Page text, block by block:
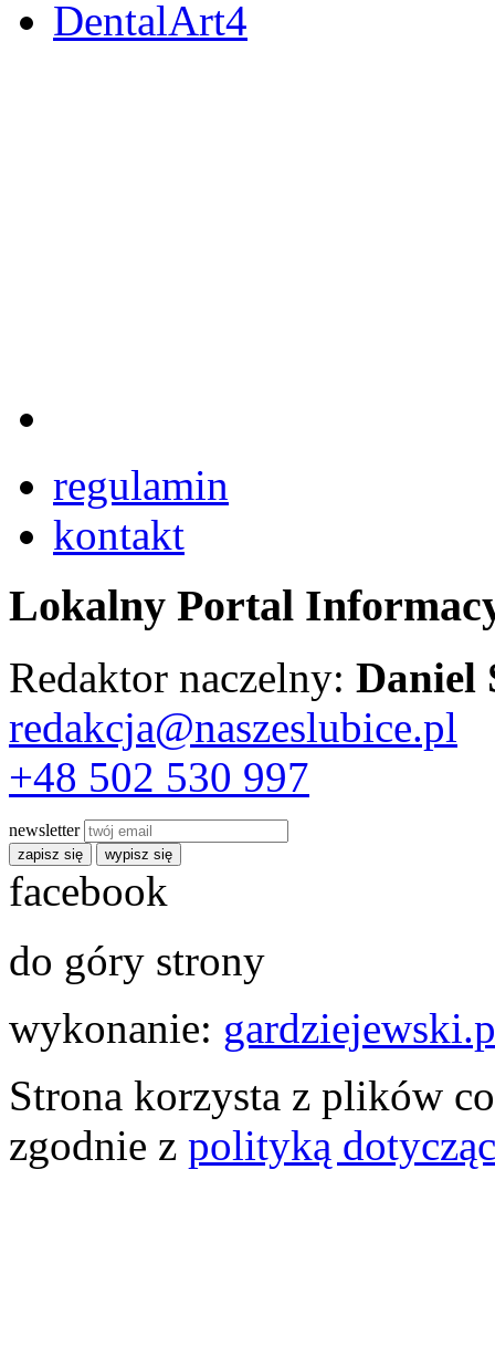
regulamin
kontakt
Lokalny Portal
Redaktor naczelny: Daniel
redakcja@naszeslubice.pl
+48 502 530 997
newsletter
zapisz się wypisz się
facebook
do góry strony
wykonanie:
Strona korzysta z plików
zgodnie z polityką